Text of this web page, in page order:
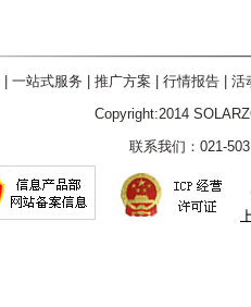
一站式服务 推广方案 行情报告| 活
Copyright:2014
联系我们：021-